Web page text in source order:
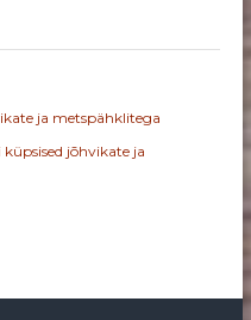
ja metspähklitega
küpsised jõhvikate ja